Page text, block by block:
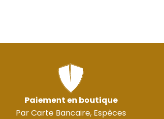
Paiement en boutique
Par Carte Bancaire, Espèces